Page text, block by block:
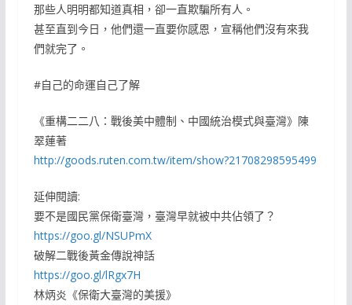
那些人明明都知道真相，卻一直欺騙所有人。
甚至直到今日，他們還一直要你感恩，宣稱他們沒有來我
們就完了。
#自己的命運自己了解
《重構二二八：戰後美中體制、中國統治模式與臺灣》陳
翠蓮著
http://goods.ruten.com.tw/item/show?21708298595499
延伸閱讀:
要不是國民黨保衛臺灣，臺灣早就被中共佔領了？
https://goo.gl/NSUPmX
破解二戰後黃金傳說神話
https://goo.gl/lRgx7H
林炳炎《保衛大臺灣的美援》